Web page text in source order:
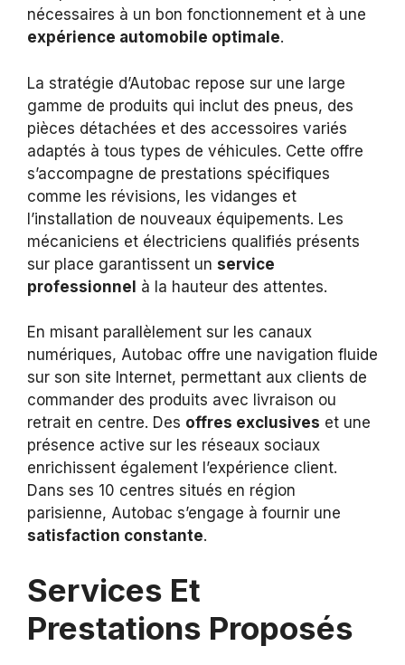
nécessaires à un bon fonctionnement et à une
expérience automobile optimale.
La stratégie d’Autobac repose sur une large
gamme de produits qui inclut des pneus, des
pièces détachées et des accessoires variés
adaptés à tous types de véhicules. Cette offre
s’accompagne de prestations spécifiques
comme les révisions, les vidanges et
l’installation de nouveaux équipements. Les
mécaniciens et électriciens qualifiés présents
sur place garantissent un service
professionnel à la hauteur des attentes.
En misant parallèlement sur les canaux
numériques, Autobac offre une navigation fluide
sur son site Internet, permettant aux clients de
commander des produits avec livraison ou
retrait en centre. Des offres exclusives et une
présence active sur les réseaux sociaux
enrichissent également l’expérience client.
Dans ses 10 centres situés en région
parisienne, Autobac s’engage à fournir une
satisfaction constante.
Services Et
Prestations Proposés